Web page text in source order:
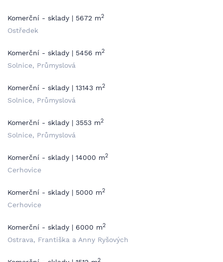
Komerční - sklady | 5672 m2
Ostředek
Komerční - sklady | 5456 m2
Solnice, Průmyslová
Komerční - sklady | 13143 m2
Solnice, Průmyslová
Komerční - sklady | 3553 m2
Solnice, Průmyslová
Komerční - sklady | 14000 m2
Cerhovice
Komerční - sklady | 5000 m2
Cerhovice
Komerční - sklady | 6000 m2
Ostrava, Františka a Anny Ryšových
2